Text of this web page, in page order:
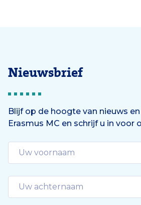
Nieuwsbrief
Blijf op de hoogte van nieuws
Erasmus MC en schrijf u in voor